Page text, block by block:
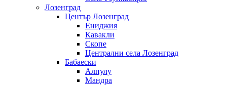
Лозенград
Център Лозенград
Ениджия
Кавакли
Скопе
Централни села Лозенград
Бабаески
Алпулу
Мандра